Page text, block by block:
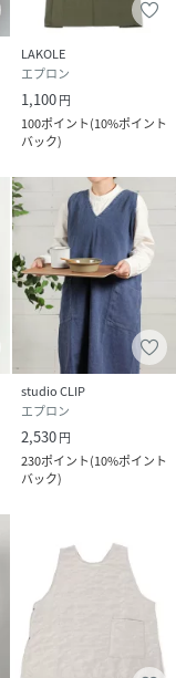
LAKOLE
エプロン
1,100円
100ポイント(10%ポイント
バック)
studio CLIP
エプロン
2,530円
230ポイント(10%ポイント
バック)